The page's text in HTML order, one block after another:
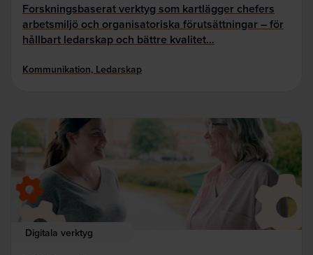
Forskningsbaserat verktyg som kartlägger chefers
arbetsmiljö och organisatoriska förutsättningar – för
hållbart ledarskap och bättre kvalitet…
Kommunikation, Ledarskap
Digitala verktyg